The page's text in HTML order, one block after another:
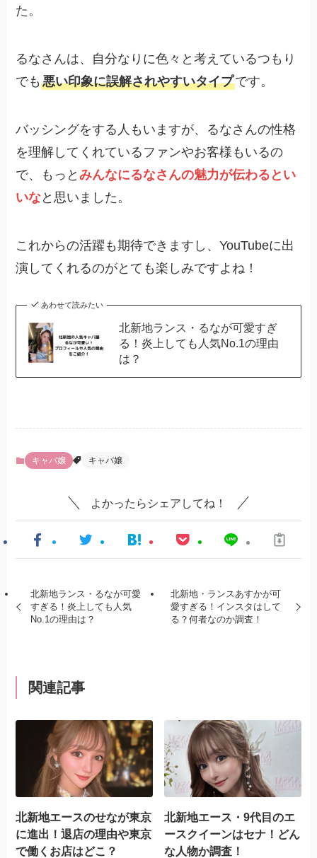
た。
るなさんは、自分なりに色々と考えているつもり
でも悪い印象に誤解されやすいタイプです。
バッシングをする人もいますが、るなさんの性格
を理解してくれているファンやお客様もいるの
で、もっとみんなにるなさんの魅力が伝わるとい
いなと思いました。
これからの活躍も期待できますし、YouTubeに出
演してくれるのがとても楽しみですよね！
あわせて読みたい
北新地ランス・るなが可愛すぎ
る！炎上しても人気No.1の理由
は？
キャバ嬢 キャバ嬢
よかったらシェアしてね！
北新地ランス・るなが可愛
すぎる！炎上しても人気
No.1の理由は？
北新地・ランスあすかが可
愛すぎる！インスタはして
る？何者なのか調査！
関連記事
北新地エースのせなが東京
に進出！退店の理由や東京
で働くお店はどこ？
北新地エース・9代目のエ
ースクイーンはセナ！どん
な人物か調査！